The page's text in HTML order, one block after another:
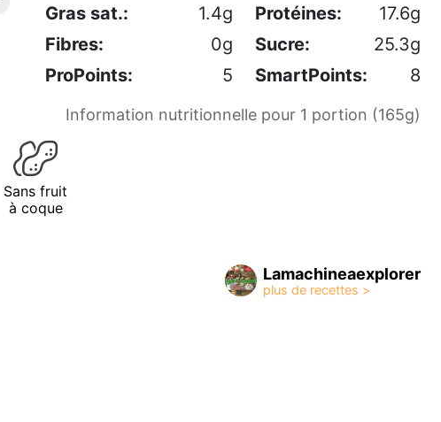
Gras sat.:
1.4g Protéines:
17.6g
Fibres:
0g Sucre:
25.3g
ProPoints:
5 SmartPoints: 8
Information nutritionnelle pour 1 portion (165g)
Sans fruit
à coque
Lamachineaexplorer